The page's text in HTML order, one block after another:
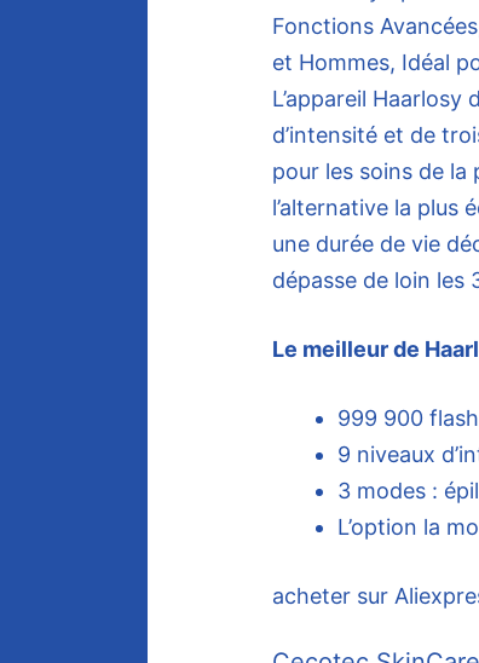
L’appareil
d’intensité et de
pour les soins de la
l’alternative la plus
une durée de vie
dépasse de loin les
Le meilleur de
999 900
9 niveaux
3 modes :
L’option la
acheter sur